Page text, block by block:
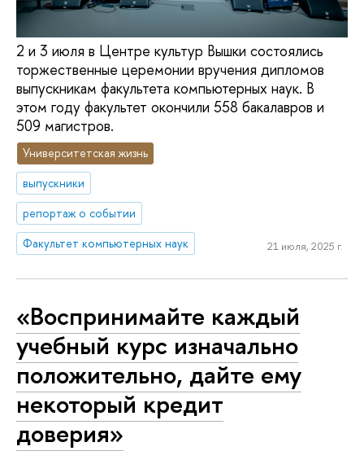
2 и 3 июля в Центре культур Вышки состоялись
торжественные церемонии вручения дипломов
выпускникам факультета компьютерных наук. В
этом году факультет окончили 558 бакалавров и
509 магистров.
Университетская жизнь
выпускники
репортаж о событии
Факультет компьютерных наук
21 июля, 2025 г.
«Воспринимайте каждый
учебный курс изначально
положительно, дайте ему
некоторый кредит
доверия»